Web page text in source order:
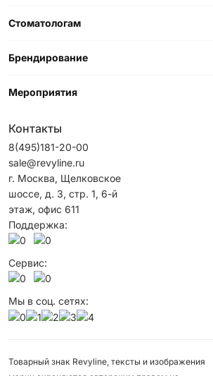
Стоматологам
Брендирование
Мероприятия
Контакты
8(495)181-20-00
sale@revyline.ru
г. Москва, Щелковское
шоссе, д. 3, стр. 1, 6-й
этаж, офис 611
Поддержка:
Сервис:
Мы в соц. сетях:
Товарный знак Revyline, тексты и изображения